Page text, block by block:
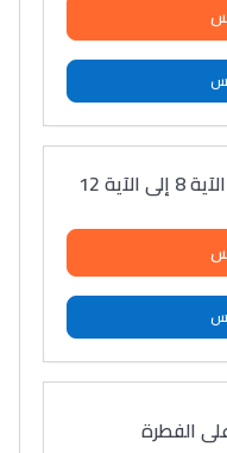
دعامة من القرآن الكريم الآية 8 إلى الآية 12
الفطرة